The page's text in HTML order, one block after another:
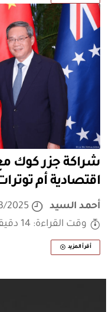
شراكة جزر كوك
اقتصادية أم
أحمد السيد
2025
وقت القراءة: 14 دقيقة
أقرأ المزيد